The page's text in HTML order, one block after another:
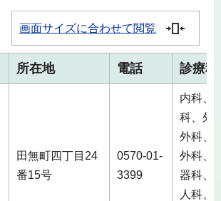
画面サイズに合わせて閲覧
所在地 電話 診療科
田無町四丁目24
番15号
0570-01-
3399
内科、
科、外
外科、
外科、
器科、
人科、